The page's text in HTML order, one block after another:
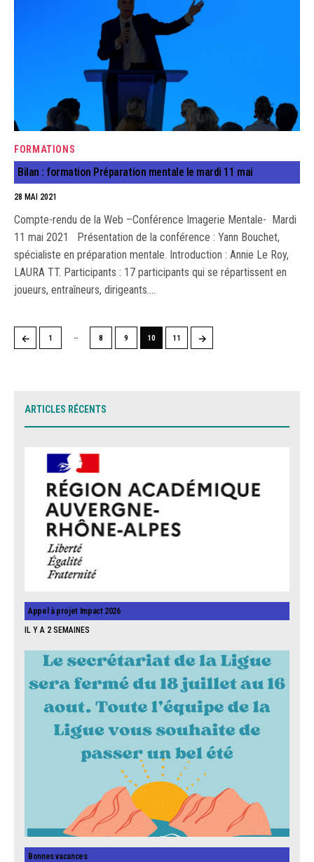
FORMATIONS
Bilan : formation Préparation mentale le mardi 11 mai
28 MAI 2021
Compte-rendu de la Web –Conférence Imagerie Mentale- Mardi
11 mai 2021 Présentation de la conférence : Yann Bouchet,
spécialiste en préparation mentale. Introduction : Annie Le Roy,
LAURA TT. Participants : 17 participants qui se répartissent en
joueurs, entraîneurs, dirigeants.…
← 1 … 8 9 10 11 →
ARTICLES RÉCENTS
Appel à projet Impact 2026
IL Y A 2 SEMAINES
Bonnes vacances